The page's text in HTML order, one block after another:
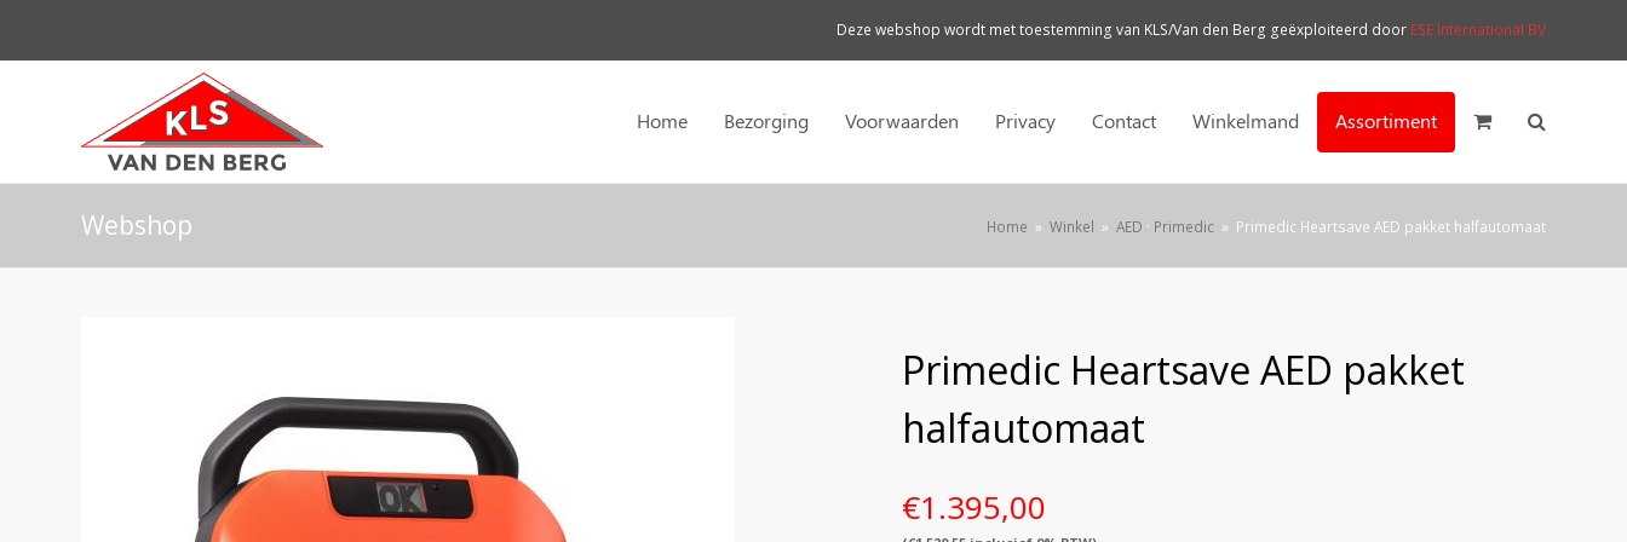
Deze webshop wordt met toestemming van KLS/Van den Berg geëxploiteerd door ESE International BV
Home Bezorging Voorwaarden Privacy Contact Winkelmand Assortiment
Webshop Home » Winkel » AED · Primedic » Primedic Heartsave AED pakket halfautomaat
Primedic Heartsave AED pakket
halfautomaat
€1.395,00